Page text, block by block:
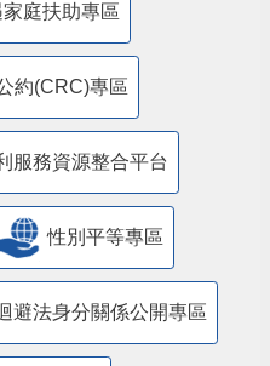
庭扶助專區
約(CRC)專區
服務資源整合平台
性別平等專區
避法身分關係公開專區